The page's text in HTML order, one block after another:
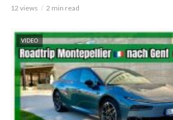
12 views 2 min read
VIDEO